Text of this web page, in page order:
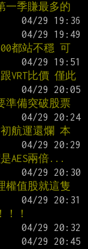
一季賺最多的
都站不穩 可
VRT比價 僅此
準備突破股票
航運還爛 本
AES兩倍...
權值股就這隻
！